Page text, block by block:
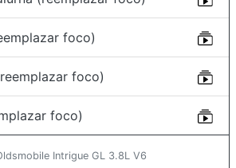
foco)
foco)
foco)
Intrigue GL 3.8L V6